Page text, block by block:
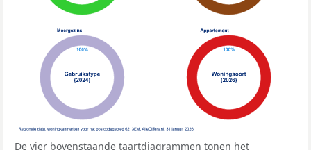
De vier bovenstaande taartdiagrammen tonen het